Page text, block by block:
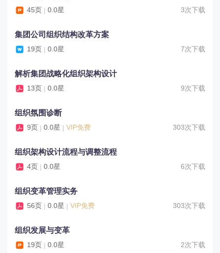
45页 | 0.0星 3次下载
集团公司组织结构改革方案
19页 | 0.0星 7次下载
解析集团战略化组织架构设计
13页 | 0.0星 9次下载
组织氛围诊断
9页 | 0.0星 | VIP免费 303次下载
组织架构设计流程与调整流程
4页 | 0.0星 6次下载
组织变革管理实务
56页 | 0.0星 | VIP免费 303次下载
组织发展与变革
19页 | 0.0星 2次下载